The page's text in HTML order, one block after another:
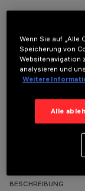
LETZTES UPDATE:
BESCHREIBUNG
Wenn Sie auf „Alle
Speicherung von
Websitenavigation
analysieren und
Weitere
Alle